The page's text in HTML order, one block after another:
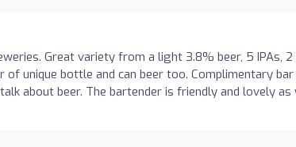
Great variety from a light 3.8% beer, 5 IPAs,
of unique bottle and can beer too. Complimentary bar
about beer. The bartender is friendly and lovely as